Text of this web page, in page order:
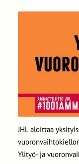
JHL aloittaa
Ylityö- ja